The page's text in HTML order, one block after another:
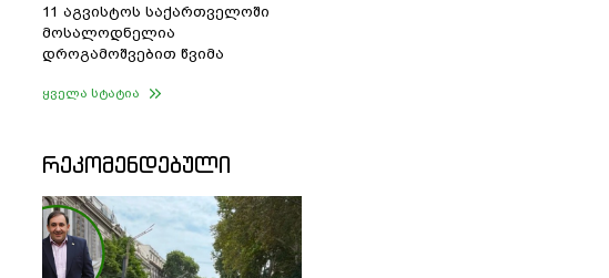
11 აგვისტოს საქართველოში
მოსალოდნელია
დროგამოშვებით წვიმა
ყველა სტატია
ᲠᲔᲙᲝᲛᲔᲜᲓᲔᲑᲣᲚᲘ